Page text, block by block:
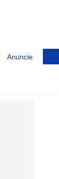
Anuncie